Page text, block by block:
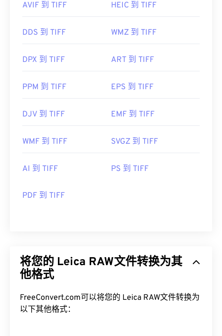
AVIF 到 TIFF HEIC 到 TIFF
DDS 到 TIFF WMZ 到 TIFF
DPX 到 TIFF ART 到 TIFF
PPM 到 TIFF EPS 到 TIFF
DJV 到 TIFF EMF 到 TIFF
WMF 到 TIFF SVGZ 到 TIFF
AI 到 TIFF PS 到 TIFF
PDF 到 TIFF
将您的 Leica RAW文件转换为其
他格式
FreeConvert.com可以将您的 Leica RAW文件转换为
以下其他格式：